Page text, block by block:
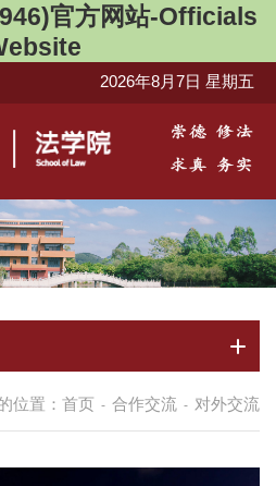
官方网站-Officials
2026年8月7日 星期五
位置： 首页 - 合作交流 - 对外交流